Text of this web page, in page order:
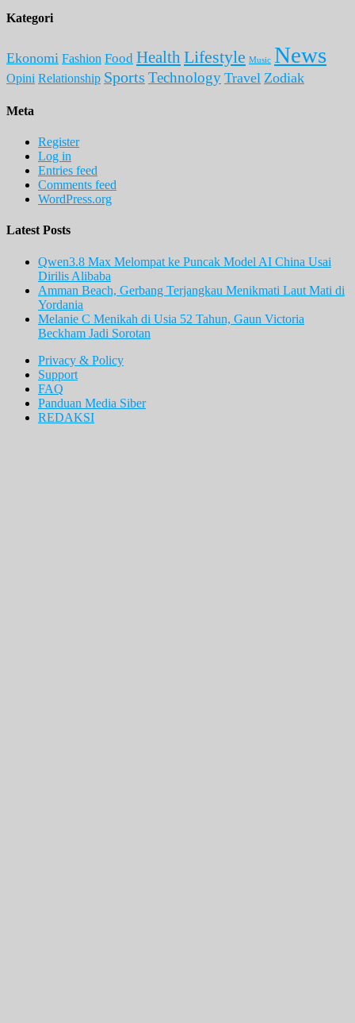
Kategori
Ekonomi Fashion Food Health Lifestyle Music News
Opini Relationship Sports Technology Travel Zodiak
Meta
Register
Log in
Entries feed
Comments feed
WordPress.org
Latest Posts
Qwen3.8 Max Melompat ke Puncak Model AI China Usai
Dirilis Alibaba
Amman Beach, Gerbang Terjangkau Menikmati Laut Mati di
Yordania
Melanie C Menikah di Usia 52 Tahun, Gaun Victoria
Beckham Jadi Sorotan
Privacy & Policy
Support
FAQ
Panduan Media Siber
REDAKSI